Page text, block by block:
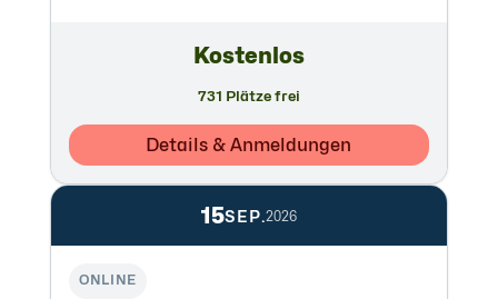
Kostenlos
731 Plätze frei
Details & Anmeldungen
15SEP.2026
ONLINE